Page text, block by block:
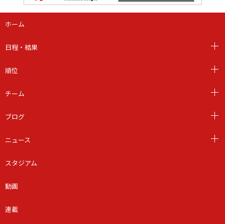
ホーム
日程・結果
順位
チーム
ブログ
ニュース
スタジアム
動画
連載